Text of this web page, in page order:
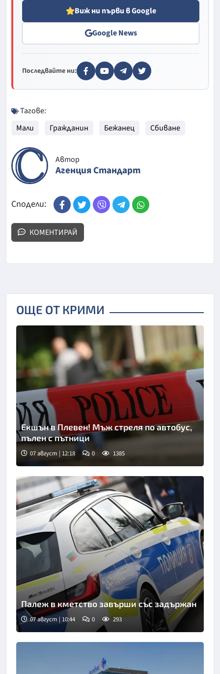
Виж ни първи в Google
Google News
Последвайте ни:
Тагове:
Мали
Гражданин Бежанец Сбиване
Автор
Агенция Стандарт
Сподели:
КОМЕНТИРАЙ
ОЩЕ ОТ КРИМИ
Екшън в Плевен! Мъж стреля по автобус,
пълен с пътници
07 август | 12:18 0 1385
Снимка: БТА
Палеж в кметство завърши със задържан
07 август | 10:44 0 293